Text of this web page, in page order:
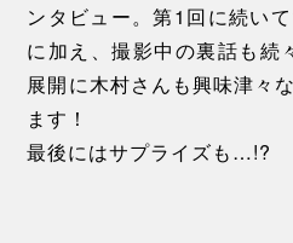
ンタビュー。第1回に続い
に加え、撮影中の裏話も続
展開に木村さんも興味津々
ます！
最後にはサプライズも…!?